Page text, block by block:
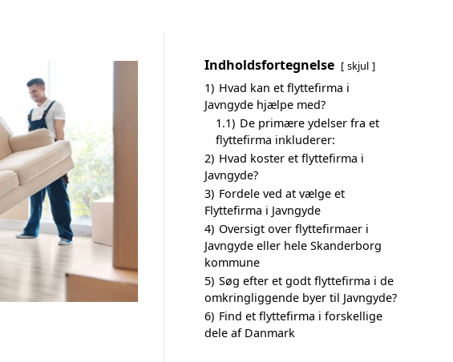
Indholdsfortegnelse skjul
1) Hvad kan et flyttefirma i
Javngyde hjælpe med?
1.1) De primære ydelser fra et
flyttefirma inkluderer:
2) Hvad koster et flyttefirma i
Javngyde?
3) Fordele ved at vælge et
Flyttefirma i Javngyde
4) Oversigt over flyttefirmaer i
Javngyde eller hele Skanderborg
kommune
5) Søg efter et godt flyttefirma i de
omkringliggende byer til Javngyde?
6) Find et flyttefirma i forskellige
dele af Danmark